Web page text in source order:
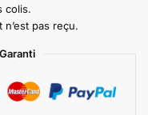
colis.
pas reçu.